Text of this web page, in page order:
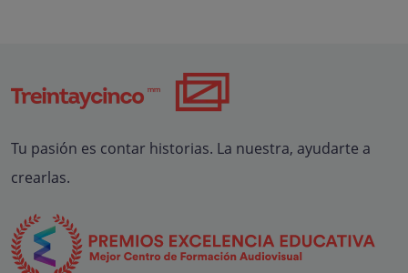
Tu pasión es contar historias. La nuestra, ayudarte a
crearlas.